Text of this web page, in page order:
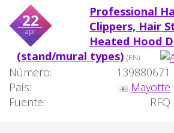
22
apr
Professional
Clippers, Hair
Heated Hood
(stand/mural types) (EN)
Número:
139880671
País:
Mayotte
Fuente:
RFQ